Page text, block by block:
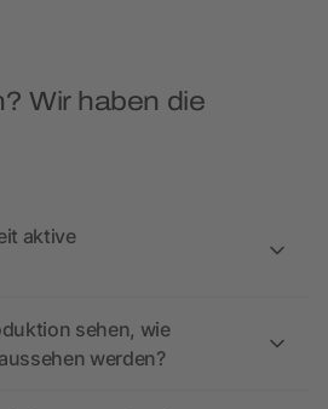
Wir haben die
aktive
sehen, wie
werden?